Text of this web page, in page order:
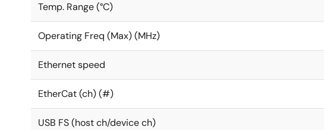
Temp. Range (°C)
Operating Freq (Max) (MHz)
Ethernet speed
EtherCat (ch) (#)
USB FS (host ch/device ch)